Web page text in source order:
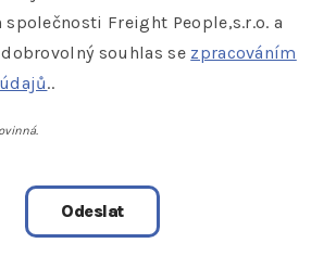
společnosti Freight People,s.r.o. a
souhlas se zpracováním
..